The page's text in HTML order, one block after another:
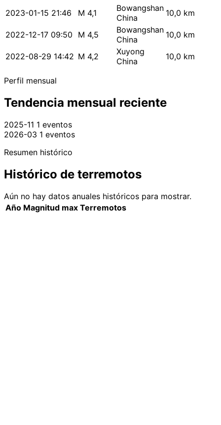
2023-01-15 21:46 M 4,1
Bowangshan
China
10,0 km
2022-12-17 09:50 M 4,5
Bowangshan
China
10,0 km
2022-08-29 14:42 M 4,2
Xuyong
China
10,0 km
Perfil mensual
Tendencia mensual reciente
2025-11 1 eventos
2026-03 1 eventos
Resumen histórico
Histórico de terremotos
Aún no hay datos anuales históricos para mostrar.
Año Magnitud max Terremotos